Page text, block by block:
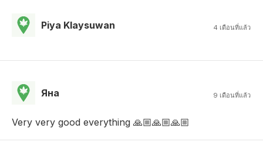
Piya Klaysuwan 4 เดือนที่แล้ว
Яна 9 เดือนที่แล้ว
Very very good everything 🙏🏼🙏🏼🙏🏼